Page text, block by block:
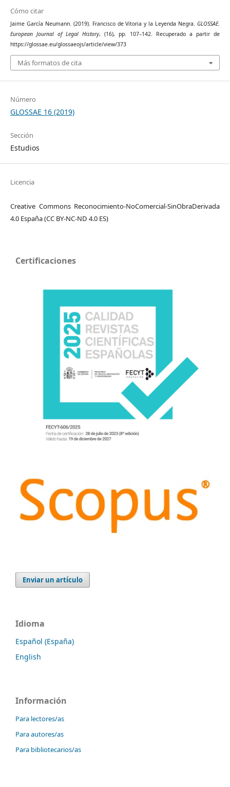
Cómo citar
Jaime García Neumann. (2019). Francisco de Vitoria y la Leyenda Negra.GLOSSAE.
European Journal of Legal History, (16), pp. 107–142. Recuperado a partir de
https://glossae.eu/glossaeojs/article/view/373
Más formatos de cita
Número
GLOSSAE 16 (2019)
Sección
Estudios
Licencia
Creative Commons Reconocimiento-NoComercial-SinObraDerivada
4.0 España (CC BY-NC-ND 4.0 ES)
Certificaciones
Enviar un artículo
Idioma
Español (España)
English
Información
Para lectores/as
Para autores/as
Para bibliotecarios/as